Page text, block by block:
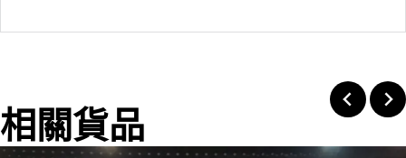
相關貨品